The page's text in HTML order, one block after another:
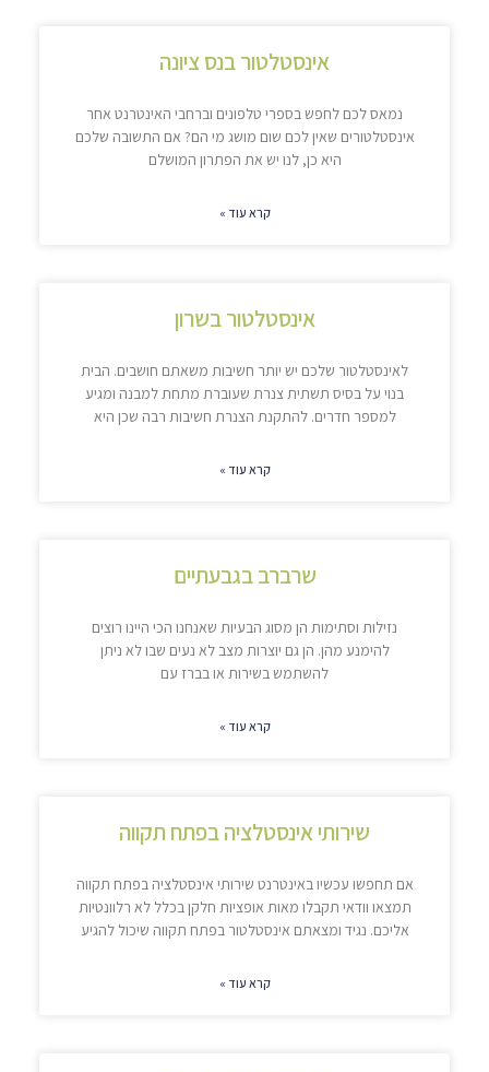
אינסטלטור בנס ציונה
נמאס לכם לחפש בספרי טלפונים וברחבי האינטרנט אחר
אינסטלטורים שאין לכם שום מושג מי הם? אם התשובה שלכם
היא כן, לנו יש את הפתרון המושלם
קרא עוד »
אינסטלטור בשרון
לאינסטלטור שלכם יש יותר חשיבות משאתם חושבים. הבית
בנוי על בסיס תשתית צנרת שעוברת מתחת למבנה ומגיע
למספר חדרים. להתקנת הצנרת חשיבות רבה שכן היא
קרא עוד »
שרברב בגבעתיים
נזילות וסתימות הן מסוג הבעיות שאנחנו הכי היינו רוצים
להימנע מהן. הן גם יוצרות מצב לא נעים שבו לא ניתן
להשתמש בשירות או בברז עם
קרא עוד »
שירותי אינסטלציה בפתח תקווה
אם תחפשו עכשיו באינטרנט שירותי אינסטלציה בפתח תקווה
תמצאו וודאי תקבלו מאות אופציות חלקן בכלל לא רלוונטיות
אליכם. נגיד ומצאתם אינסטלטור בפתח תקווה שיכול להגיע
קרא עוד »